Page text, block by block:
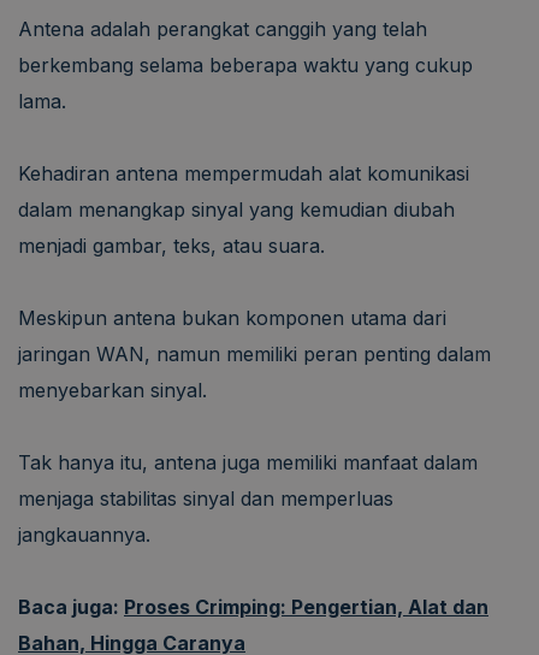
Antena adalah perangkat canggih yang telah
berkembang selama beberapa waktu yang cukup
lama.
Kehadiran antena mempermudah alat komunikasi
dalam menangkap sinyal yang kemudian diubah
menjadi gambar, teks, atau suara.
Meskipun antena bukan komponen utama dari
jaringan WAN, namun memiliki peran penting dalam
menyebarkan sinyal.
Tak hanya itu, antena juga memiliki manfaat dalam
menjaga stabilitas sinyal dan memperluas
jangkauannya.
Baca juga: Proses Crimping: Pengertian, Alat dan
Bahan, Hingga Caranya